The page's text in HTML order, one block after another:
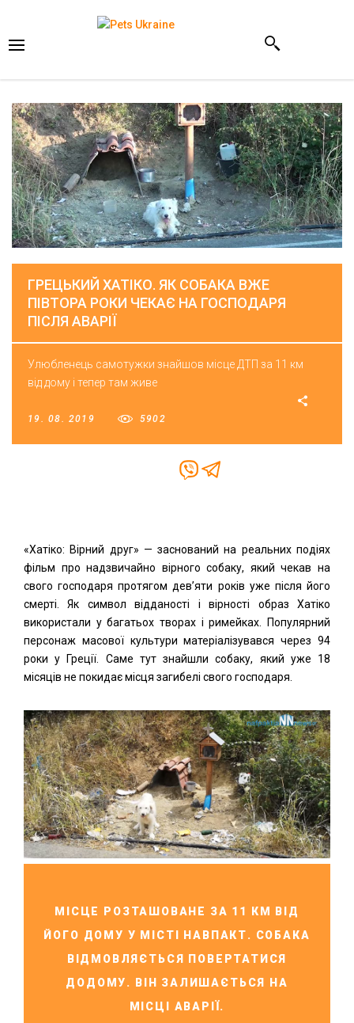
ГРЕЦЬКИЙ ХАТІКО. ЯК СОБАКА ВЖЕ
ПІВТОРА РОКИ ЧЕКАЄ НА ГОСПОДАРЯ
ПІСЛЯ АВАРІЇ
Улюбленець самотужки знайшов місце ДТП за 11 км
від дому і тепер там живе
19. 08. 2019 5902
«Хатіко: Вірний друг» — заснований на реальних подіях
фільм про надзвичайно вірного собаку, який чекав на
свого господаря протягом дев’яти років уже після його
смерті. Як символ відданості і вірності образ Хатіко
використали у багатьох творах і римейках. Популярний
персонаж масової культури матеріалізувався через 94
роки у Греції. Саме тут знайшли собаку, який уже 18
місяців не покидає місця загибелі свого господаря.
МІСЦЕ РОЗТАШОВАНЕ ЗА 11 КМ ВІД
ЙОГО ДОМУ У МІСТІ НАВПАКТ. СОБАКА
ВІДМОВЛЯЄТЬСЯ ПОВЕРТАТИСЯ
ДОДОМУ. ВІН ЗАЛИШАЄТЬСЯ НА
МІСЦІ АВАРІЇ.